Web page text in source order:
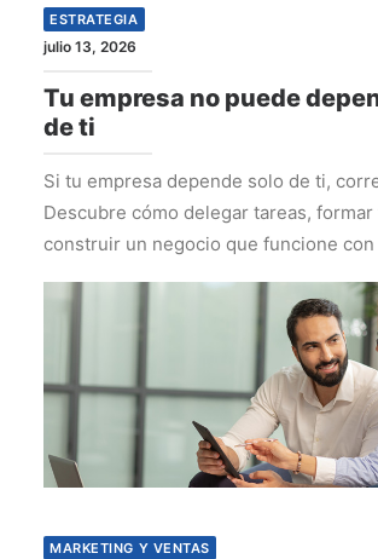
ESTRATEGIA
julio 13, 2026
Tu empresa no puede
de ti
Si tu empresa depende solo de ti,
Descubre cómo delegar tareas,
construir un negocio que funcione con
MARKETING Y VENTAS